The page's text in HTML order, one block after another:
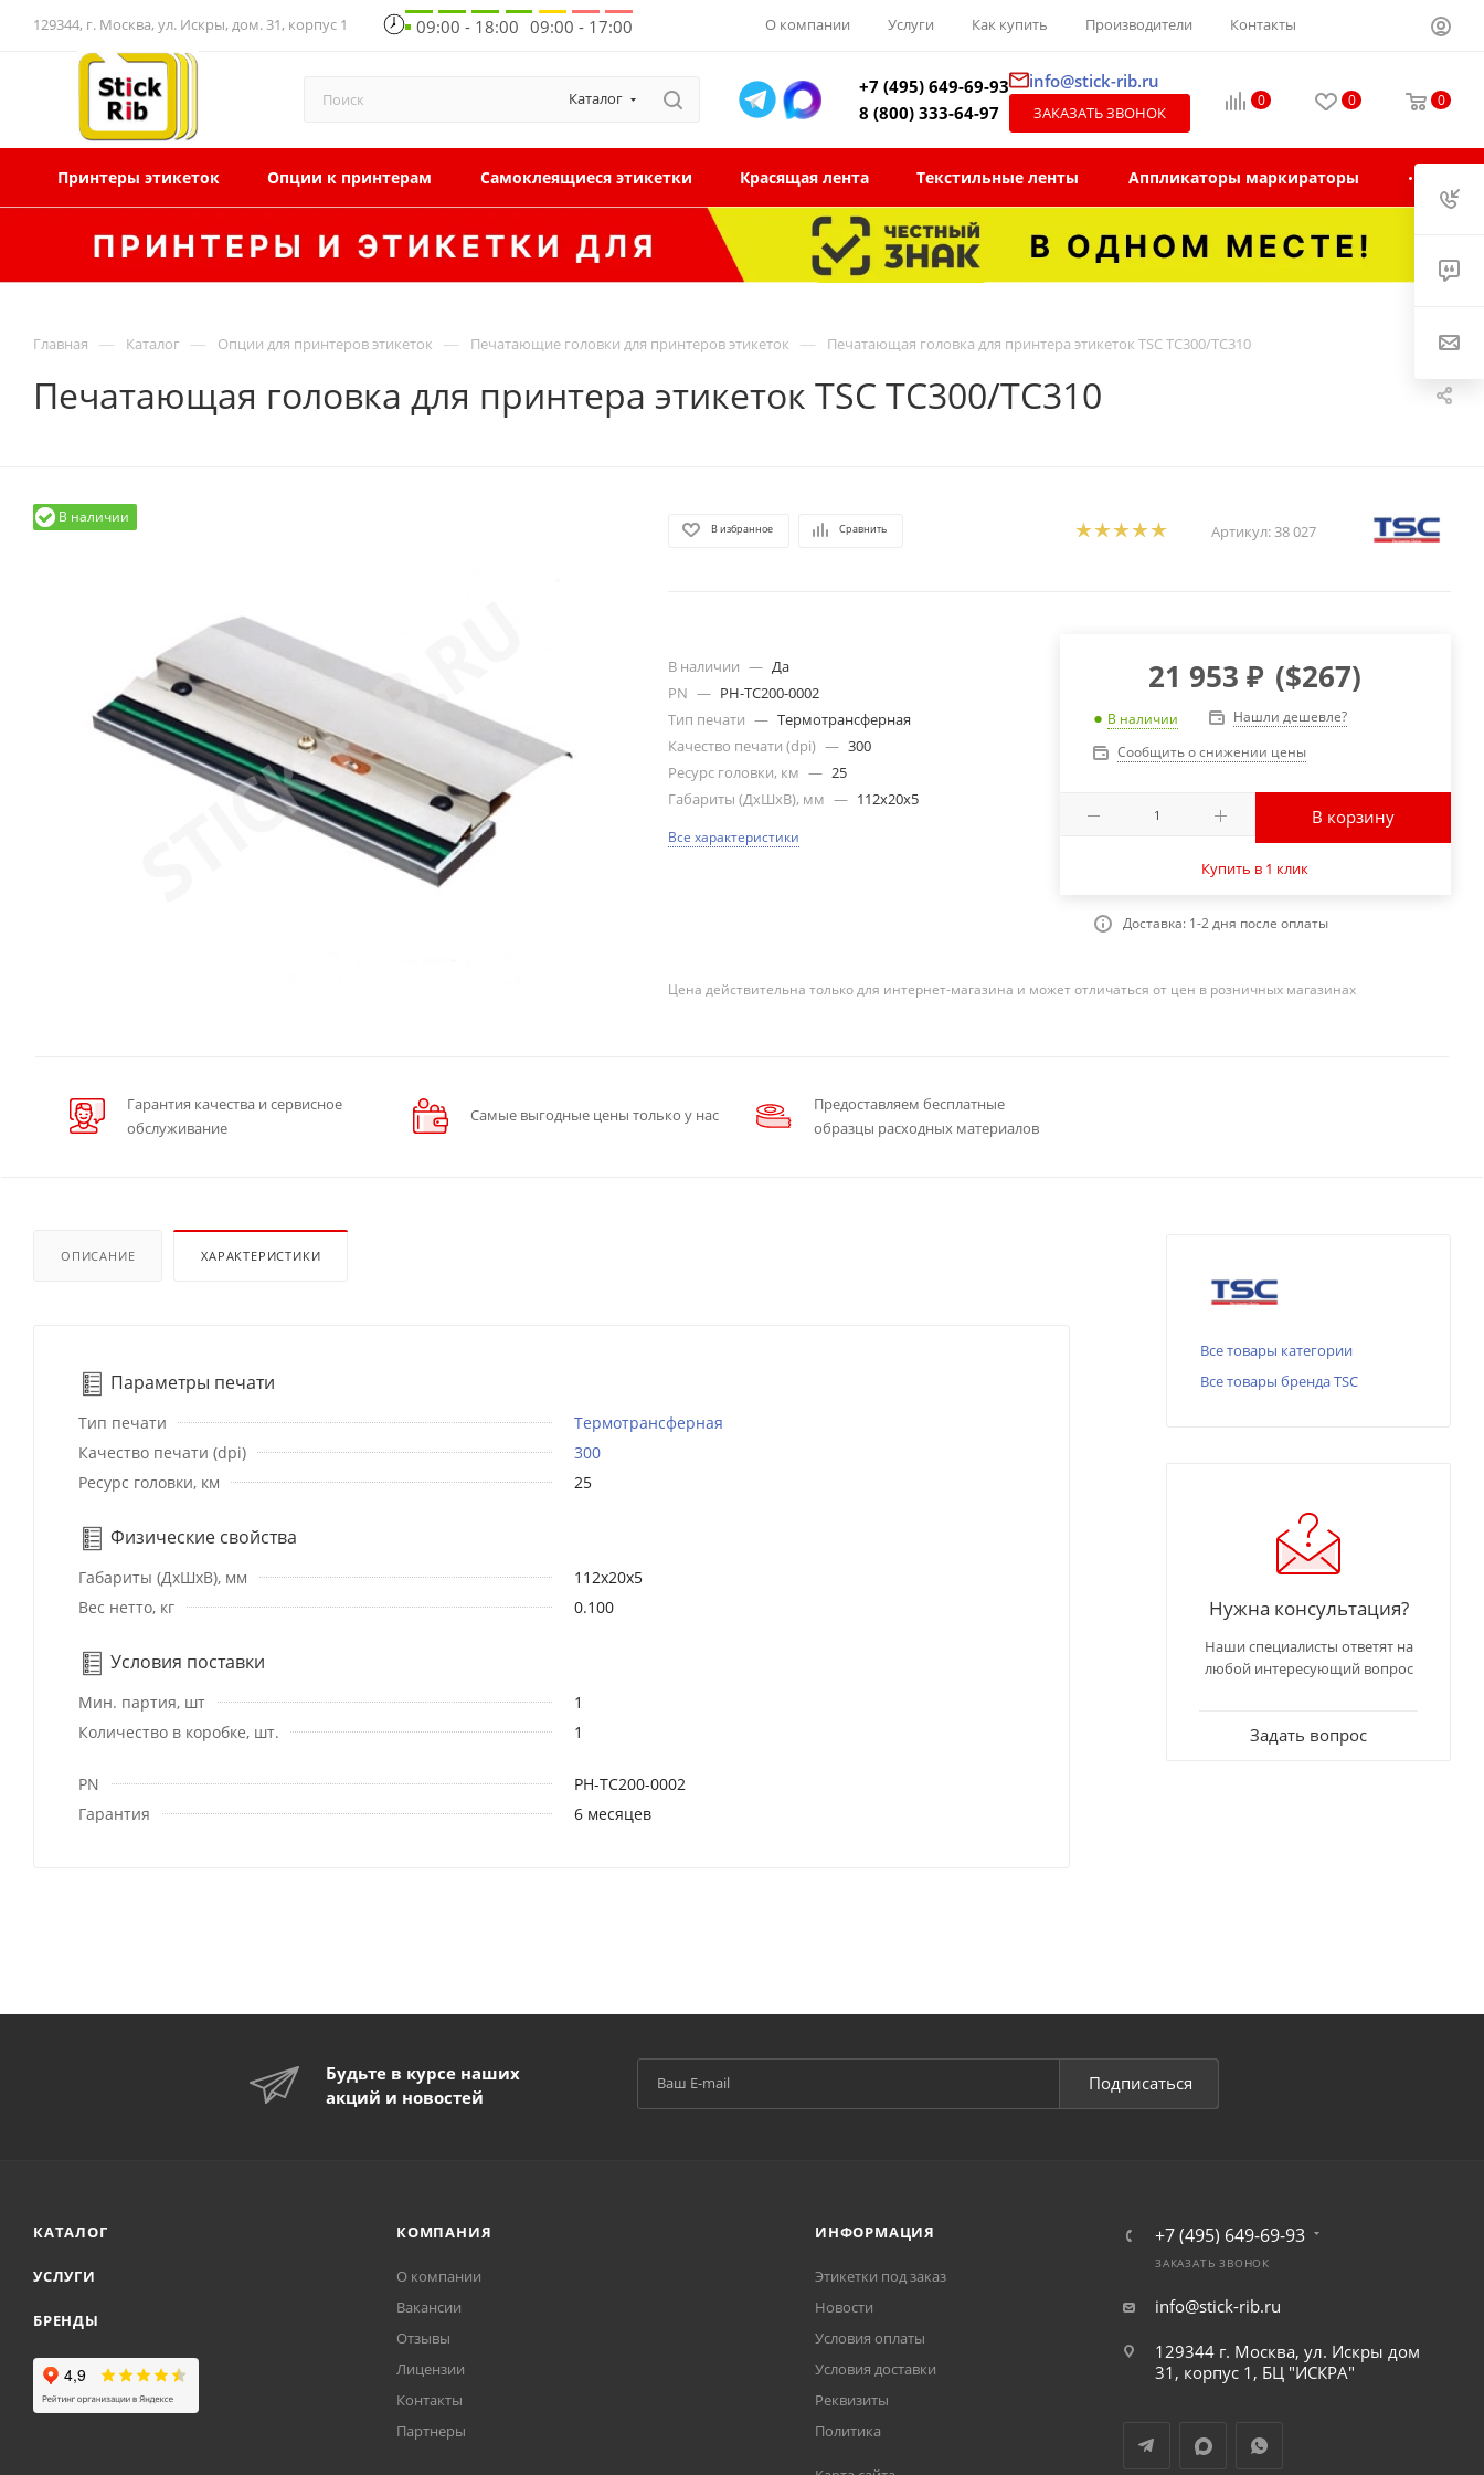
129344, г. Москва, ул. Искры, дом. 31, корпус 1 09:00 - 18:00 09:00 - 17:00 О компании Услуги Как купить Производители Контакты
Каталог
+7 (495) 649-69-93
8 (800) 333-64-97
info@stick-rib.ru
ЗАКАЗАТЬ ЗВОНОК
0 0 0
Принтеры этикеток Опции к принтерам Самоклеящиеся этикетки Красящая лента Текстильные ленты Аппликаторы маркираторы
Главная — Каталог — Опции для принтеров этикеток — Печатающие головки для принтеров этикеток — Печатающая головка для принтера этикеток TSC TС300/TC310
Печатающая головка для принтера этикеток TSC TС300/TC310
В наличии
В избранное Сравнить Артикул:38 027
В наличии — Да
PN — PH-TC200-0002
Тип печати — Термотрансферная
Качество печати (dpi) — 300
Ресурс головки, км — 25
Габариты (ДхШхВ), мм — 112x20x5
Все характеристики
21 953 ₽ ($267)
В наличии
Нашли дешевле?
Сообщить о снижении цены
В корзину
Купить в 1 клик
Доставка: 1-2 дня после оплаты
Цена действительна только для интернет-магазина и может отличаться от цен в розничных магазинах
Гарантия качества и сервисное
обслуживание
Самые выгодные цены только у нас
Предоставляем бесплатные
образцы расходных материалов
ОПИСАНИЕ ХАРАКТЕРИСТИКИ
Параметры печати
Тип печати
Термотрансферная
Качество печати (dpi)
300
Ресурс головки, км
25
Физические свойства
Габариты (ДхШхВ), мм
112x20x5
Вес нетто, кг
0.100
Условия поставки
Мин. партия, шт
1
Количество в коробке, шт.
1
PN
PH-TC200-0002
Гарантия
6 месяцев
Все товары категории
Все товары бренда TSC
Нужна консультация?
Наши специалисты ответят на
любой интересующий вопрос
Задать вопрос
Будьте в курсе наших
акций и новостей
Подписаться
КАТАЛОГ
УСЛУГИ
БРЕНДЫ
КОМПАНИЯ
О компании
Вакансии
Отзывы
Лицензии
Контакты
Партнеры
ИНФОРМАЦИЯ
Этикетки под заказ
Новости
Условия оплаты
Условия доставки
Реквизиты
Политика
+7 (495) 649-69-93
ЗАКАЗАТЬ ЗВОНОК
info@stick-rib.ru
129344 г. Москва, ул. Искры дом
31, корпус 1, БЦ "ИСКРА"